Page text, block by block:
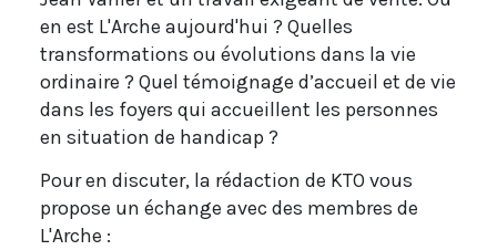
en est L'Arche aujourd'hui ? Quelles
transformations ou évolutions dans la vie
ordinaire ? Quel témoignage d’accueil et de vie
dans les foyers qui accueillent les personnes
en situation de handicap ?
Pour en discuter, la rédaction de KTO vous
propose un échange avec des membres de
L'Arche :